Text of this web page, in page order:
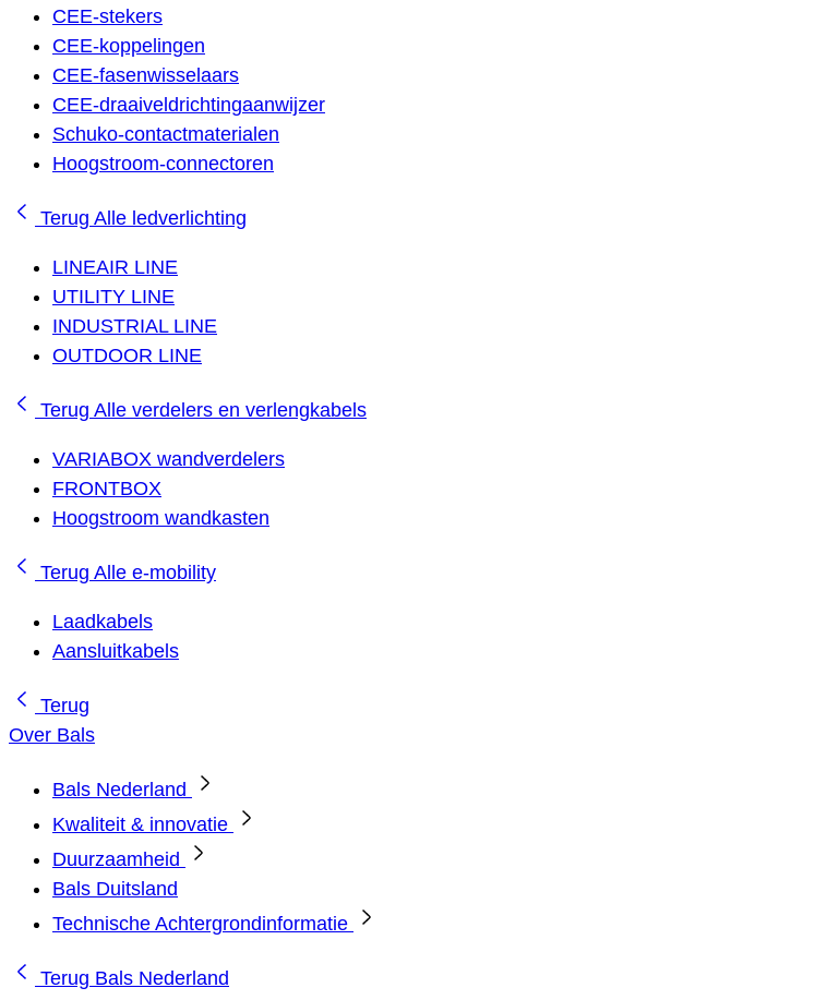
CEE-stekers
CEE-koppelingen
CEE-fasenwisselaars
CEE-draaiveldrichtingaanwijzer
Schuko-contactmaterialen
Hoogstroom-connectoren
Terug Alle ledverlichting
LINEAIR LINE
UTILITY LINE
INDUSTRIAL LINE
OUTDOOR LINE
Terug Alle verdelers en verlengkabels
VARIABOX wandverdelers
FRONTBOX
Hoogstroom wandkasten
Terug Alle e-mobility
Laadkabels
Aansluitkabels
Terug
Over Bals
Bals Nederland
Kwaliteit & innovatie
Duurzaamheid
Bals Duitsland
Technische Achtergrondinformatie
Terug Bals Nederland